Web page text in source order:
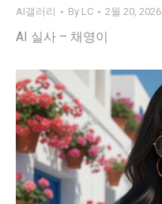
AI갤러리 By LC 2월 20, 2026
AI 실사 – 채영이